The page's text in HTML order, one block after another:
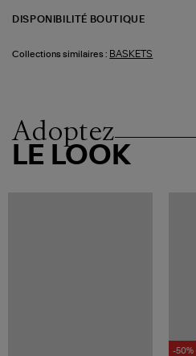
DISPONIBILITÉ BOUTIQUE
Collections similaires : BASKETS
Adoptez
LE LOOK
-50%